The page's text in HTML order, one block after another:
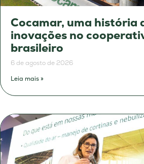
Cocamar, uma história
inovações no
brasileiro
6 de agosto de 2026
Leia mais »